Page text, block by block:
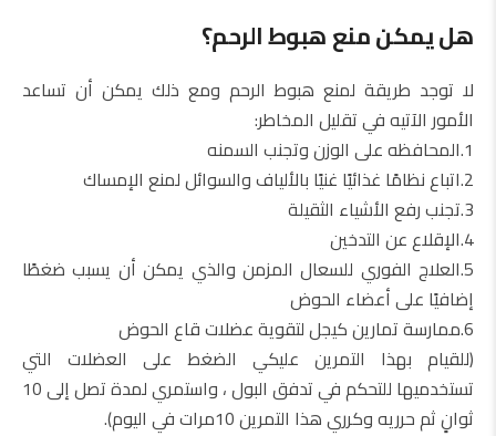
هل يمكن منع هبوط الرحم؟
لا توجد طريقة لمنع هبوط الرحم ومع ذلك يمكن أن تساعد
الأمور الآتيه في تقليل المخاطر:
1.المحافظه على الوزن وتجنب السمنه
2.اتباع نظامًا غذائيًا غنيًا بالألياف والسوائل لمنع الإمساك
3.تجنب رفع الأشياء الثقيلة
4.الإقلاع عن التدخين
5.العلاج الفوري للسعال المزمن والذي يمكن أن يسبب ضغطًا
إضافيًا على أعضاء الحوض
6.ممارسة تمارين كيجل لتقوية عضلات قاع الحوض
(للقيام بهذا التمرين عليكي الضغط على العضلات التي
تستخدميها للتحكم في تدفق البول ، واستمري لمدة تصل إلى 10
ثوانٍ ثم حرريه وكرري هذا التمرين 10مرات في اليوم).